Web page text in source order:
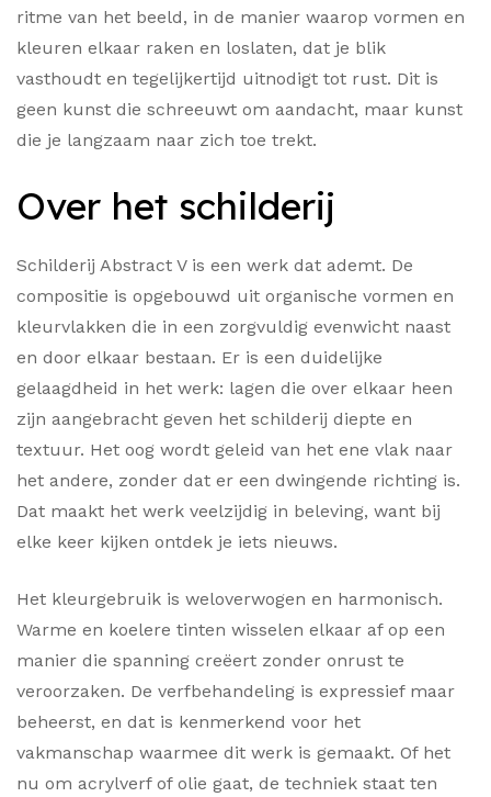
ritme van het beeld, in de manier waarop vormen en
kleuren elkaar raken en loslaten, dat je blik
vasthoudt en tegelijkertijd uitnodigt tot rust. Dit is
geen kunst die schreeuwt om aandacht, maar kunst
die je langzaam naar zich toe trekt.
Over het schilderij
Schilderij Abstract V is een werk dat ademt. De
compositie is opgebouwd uit organische vormen en
kleurvlakken die in een zorgvuldig evenwicht naast
en door elkaar bestaan. Er is een duidelijke
gelaagdheid in het werk: lagen die over elkaar heen
zijn aangebracht geven het schilderij diepte en
textuur. Het oog wordt geleid van het ene vlak naar
het andere, zonder dat er een dwingende richting is.
Dat maakt het werk veelzijdig in beleving, want bij
elke keer kijken ontdek je iets nieuws.
Het kleurgebruik is weloverwogen en harmonisch.
Warme en koelere tinten wisselen elkaar af op een
manier die spanning creëert zonder onrust te
veroorzaken. De verfbehandeling is expressief maar
beheerst, en dat is kenmerkend voor het
vakmanschap waarmee dit werk is gemaakt. Of het
nu om acrylverf of olie gaat, de techniek staat ten